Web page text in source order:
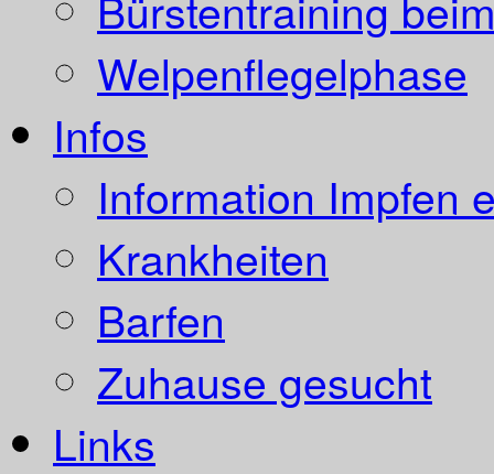
Welpenflegelphase
Infos
Information Impfen
Krankheiten
Barfen
Zuhause gesucht
Links